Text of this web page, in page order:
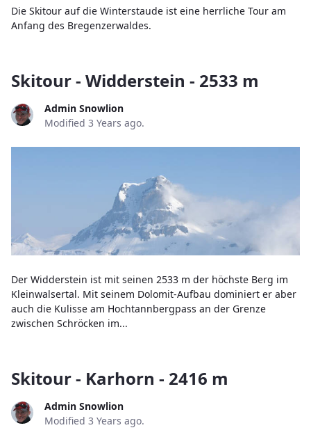
Die Skitour auf die Winterstaude ist eine herrliche Tour am
Anfang des Bregenzerwaldes.
Skitour - Widderstein - 2533 m
Admin Snowlion
Modified 3 Years ago.
Der Widderstein ist mit seinen 2533 m der höchste Berg im
Kleinwalsertal. Mit seinem Dolomit-Aufbau dominiert er aber
auch die Kulisse am Hochtannbergpass an der Grenze
zwischen Schröcken im...
Skitour - Karhorn - 2416 m
Admin Snowlion
Modified 3 Years ago.